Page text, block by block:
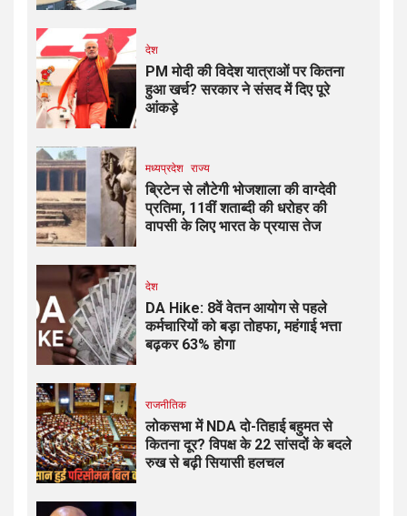
देश
PM मोदी की विदेश यात्राओं पर कितना
हुआ खर्च? सरकार ने संसद में दिए पूरे
आंकड़े
मध्यप्रदेश राज्य
ब्रिटेन से लौटेगी भोजशाला की वाग्देवी
प्रतिमा, 11वीं शताब्दी की धरोहर की
वापसी के लिए भारत के प्रयास तेज
देश
DA Hike: 8वें वेतन आयोग से पहले
कर्मचारियों को बड़ा तोहफा, महंगाई भत्ता
बढ़कर 63% होगा
राजनीतिक
लोकसभा में NDA दो-तिहाई बहुमत से
कितना दूर? विपक्ष के 22 सांसदों के बदले
रुख से बढ़ी सियासी हलचल